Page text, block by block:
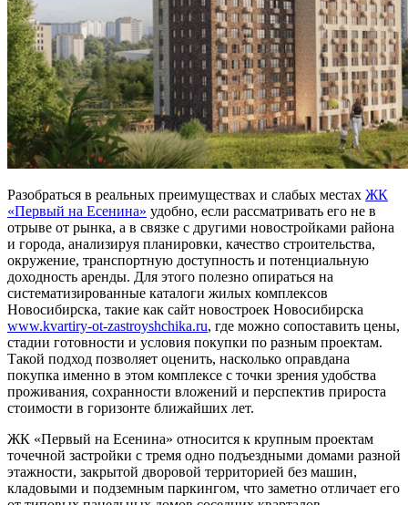
Разобраться в реальных преимуществах и слабых местах ЖК
«Первый на Есенина» удобно, если рассматривать его не в
отрыве от рынка, а в связке с другими новостройками района
и города, анализируя планировки, качество строительства,
окружение, транспортную доступность и потенциальную
доходность аренды. Для этого полезно опираться на
систематизированные каталоги жилых комплексов
Новосибирска, такие как сайт новостроек Новосибирска
www.kvartiry-ot-zastroyshchika.ru, где можно сопоставить цены,
стадии готовности и условия покупки по разным проектам.
Такой подход позволяет оценить, насколько оправдана
покупка именно в этом комплексе с точки зрения удобства
проживания, сохранности вложений и перспектив прироста
стоимости в горизонте ближайших лет.
ЖК «Первый на Есенина» относится к крупным проектам
точечной застройки с тремя одно подъездными домами разной
этажности, закрытой дворовой территорией без машин,
кладовыми и подземным паркингом, что заметно отличает его